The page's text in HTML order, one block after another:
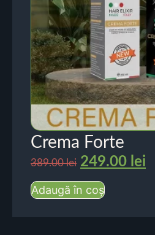
Crema Forte
389.00lei 249.00 lei
Adaugă în coș